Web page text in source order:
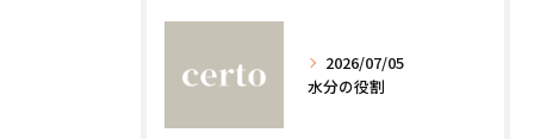
2026/07/05
水分の役割